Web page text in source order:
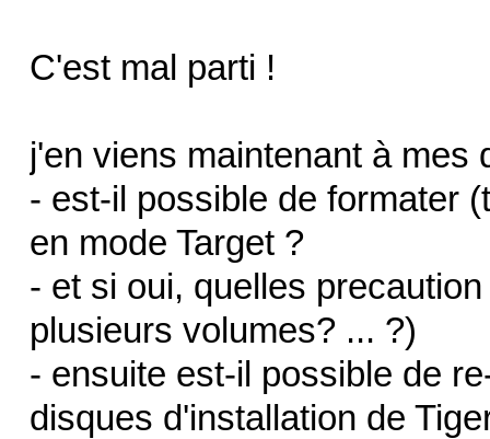
C'est mal parti !
j'en viens maintenant à mes
- est-il possible de formater
en mode Target ?
- et si oui, quelles
plusieurs volumes? ... ?)
- ensuite est-il possible de
disques d'installation de